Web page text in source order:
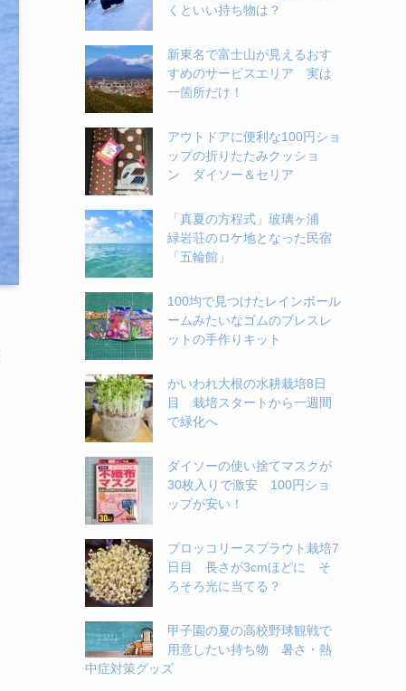
くといい持ち物は？
新東名で富士山が見えるおす
すめのサービスエリア 実は
一箇所だけ！
アウトドアに便利な100円ショ
ップの折りたたみクッショ
ン ダイソー＆セリア
「真夏の方程式」玻璃ヶ浦
緑岩荘のロケ地となった民宿
「五輪館」
100均で見つけたレインボール
ームみたいなゴムのブレスレ
ットの手作りキット
かいわれ大根の水耕栽培8日
目 栽培スタートから一週間
で緑化へ
ダイソーの使い捨てマスクが
30枚入りで激安 100円ショ
ップが安い！
ブロッコリースプラウト栽培7
日目 長さが3cmほどに そ
ろそろ光に当てる？
甲子園の夏の高校野球観戦で
用意したい持ち物 暑さ・熱
中症対策グッズ